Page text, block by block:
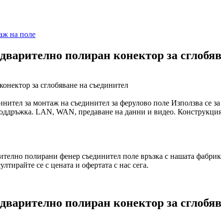
на поле
полиран конектор за
за монтаж на съединител за ферулово поле Използва се
LAN, WAN, предаване на данни и видео.
полирани фенер съединител поле връзка с нашата
се с цената и офертата с нас сега.
полиран конектор за